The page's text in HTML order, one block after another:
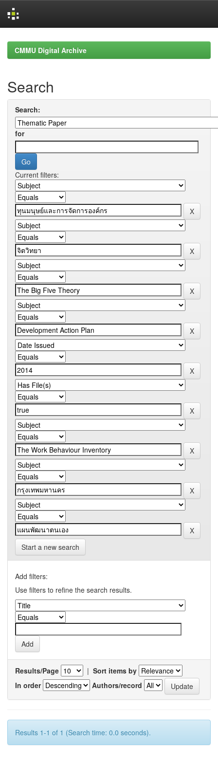
navigationCMMU Digital Archive
Search
Search:
for
Current filters:
Start a new search
Add filters:
Use filters to refine the search results.
Results/Page | Sort items by
In order
Authors/record
Results 1-1 of 1 (Search time: 0.0 seconds).